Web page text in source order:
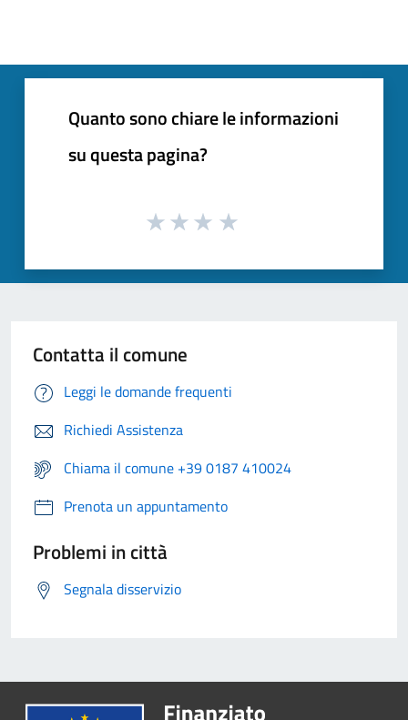
Quanto sono chiare le informazioni
su questa pagina?
Contatta il comune
Leggi le domande frequenti
Richiedi Assistenza
Chiama il comune +39 0187 410024
Prenota un appuntamento
Problemi in città
Segnala disservizio